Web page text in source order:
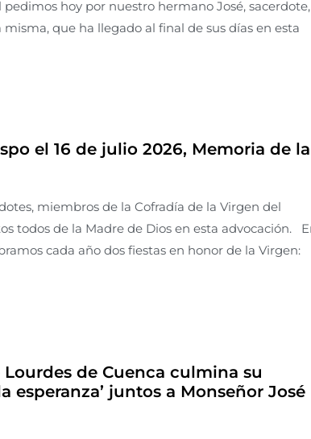
hoy por nuestro hermano José, sacerdote,
que ha llegado al final de sus días en esta
el 16 de julio 2026, Memoria de la
miembros de la Cofradía de la Virgen del
todos de la Madre de Dios en esta advocación.
cada año dos fiestas en honor de la Virgen:
de Cuenca culmina su
esperanza’ juntos a Monseñor José